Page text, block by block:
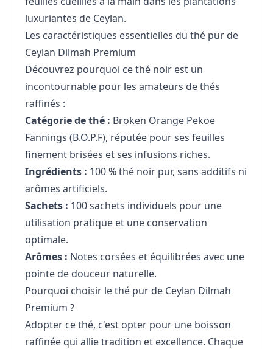
luxuriantes de Ceylan.
Les caractéristiques essentielles du thé pur de
Ceylan Dilmah Premium
Découvrez pourquoi ce thé noir est un
incontournable pour les amateurs de thés
raffinés :
Catégorie de thé : Broken Orange Pekoe
Fannings (B.O.P.F), réputée pour ses feuilles
finement brisées et ses infusions riches.
Ingrédients : 100 % thé noir pur, sans additifs ni
arômes artificiels.
Sachets : 100 sachets individuels pour une
utilisation pratique et une conservation
optimale.
Arômes : Notes corsées et équilibrées avec une
pointe de douceur naturelle.
Pourquoi choisir le thé pur de Ceylan Dilmah
Premium ?
Adopter ce thé, c'est opter pour une boisson
raffinée qui allie tradition et excellence. Chaque